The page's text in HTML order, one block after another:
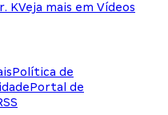
KVeja mais em Vídeos
Política de
Portal de